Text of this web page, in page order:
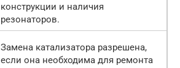
конструкции и наличия
резонаторов.
Замена катализатора разрешена,
если она необходима для ремонта